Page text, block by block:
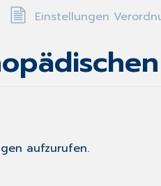
Einstellungen
aufzurufen.